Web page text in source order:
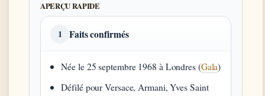
APERÇU RAPIDE
1 Faits confirmés
Née le 25 septembre 1968 à Londres (Gala)
Défilé pour Versace, Armani, Yves Saint